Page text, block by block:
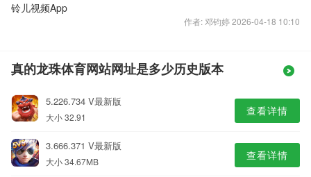
铃儿视频App
作者: 邓钧婷 2026-04-18 10:10
真的龙珠体育网站网址是多少历史版本
5.226.734 V最新版
大小 32.91 查看详情
3.666.371 V最新版
大小 34.67MB 查看详情